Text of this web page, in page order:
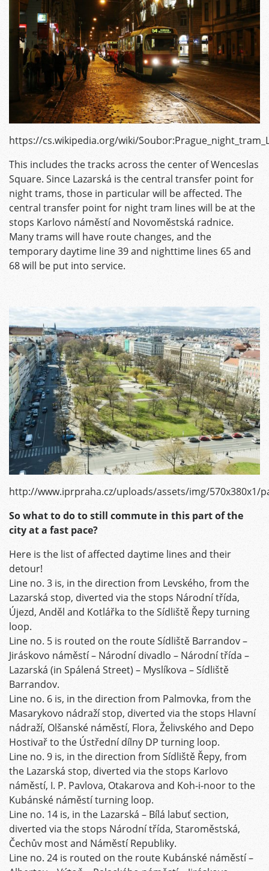
https://cs.wikipedia.org/wiki/
This includes the tracks across the center of Wenceslas
Square. Since Lazarská is the central transfer point for
night trams, those in particular will be affected. The
central transfer point for night tram lines will be at the
stops Karlovo náměstí and Novoměstská radnice.
Many trams will have route changes, and the
temporary daytime line 39 and nighttime lines 65 and
68 will be put into service.
http://www.iprpraha.cz/uploads/assets/img/570x380x1/
So what to do to still commute in this part of the
city at a fast pace?
Here is the list of affected daytime lines and their
detour!
Line no. 3 is, in the direction from Levského, from the
Lazarská stop, diverted via the stops Národní třída,
Újezd, Anděl and Kotlářka to the Sídliště Řepy turning
loop.
Line no. 5 is routed on the route Sídliště Barrandov –
Jiráskovo náměstí – Národní divadlo – Národní třída –
Lazarská (in Spálená Street) – Myslíkova – Sídliště
Barrandov.
Line no. 6 is, in the direction from Palmovka, from the
Masarykovo nádraží stop, diverted via the stops Hlavní
nádraží, Olšanské náměstí, Flora, Želivského and Depo
Hostivař to the Ústřední dílny DP turning loop.
Line no. 9 is, in the direction from Sídliště Řepy, from
the Lazarská stop, diverted via the stops Karlovo
náměstí, I. P. Pavlova, Otakarova and Koh-i-noor to the
Kubánské náměstí turning loop.
Line no. 14 is, in the Lazarská – Bílá labuť section,
diverted via the stops Národní třída, Staroměstská,
Čechův most and Náměstí Republiky.
Line no. 24 is routed on the route Kubánské náměstí –